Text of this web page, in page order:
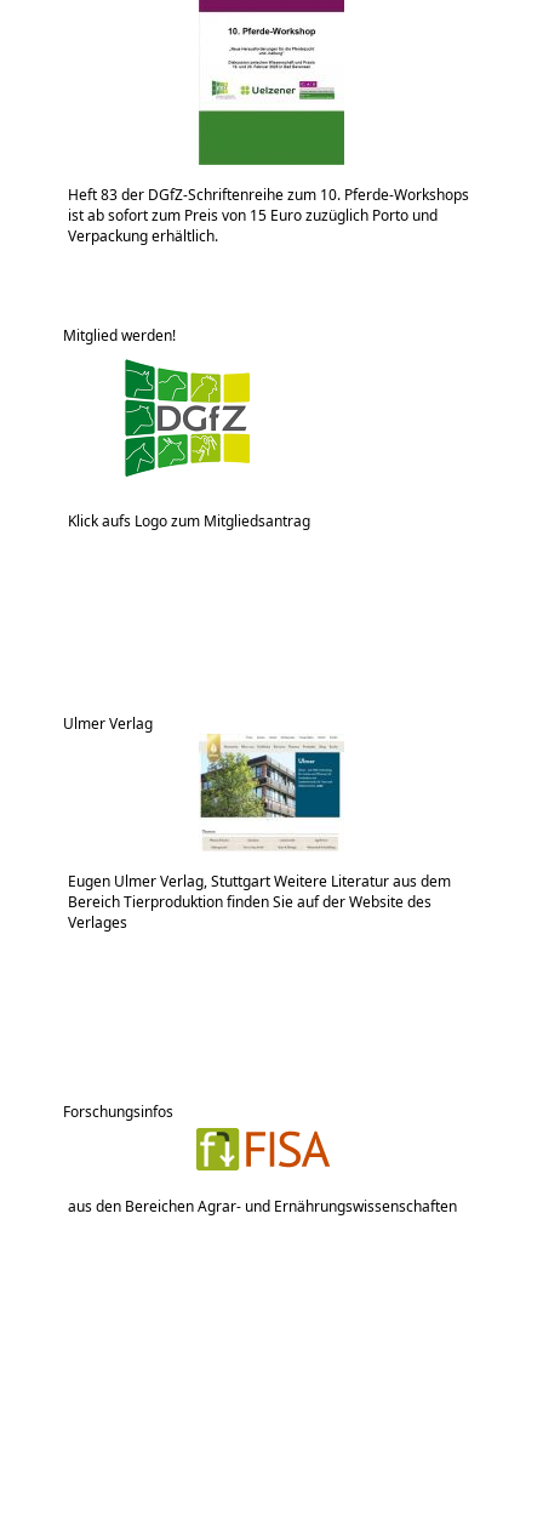
Heft 83 der DGfZ-Schriftenreihe zum 10. Pferde-Workshops
ist ab sofort zum Preis von 15 Euro zuzüglich Porto und
Verpackung erhältlich.
Mitglied werden!
Klick aufs Logo zum Mitgliedsantrag
Ulmer Verlag
Eugen Ulmer Verlag, Stuttgart Weitere Literatur aus dem
Bereich Tierproduktion finden Sie auf der Website des
Verlages
Forschungsinfos
aus den Bereichen Agrar- und Ernährungswissenschaften